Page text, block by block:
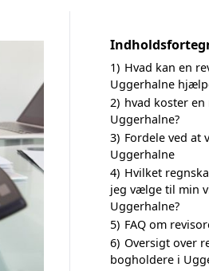
1) Hvad kan en
Uggerhalne
2) hvad koster en
Uggerhalne?
3) Fordele ved at
Uggerhalne
4) Hvilket
jeg vælge til min
Uggerhalne?
5) FAQ om
6) Oversigt over
bogholdere i